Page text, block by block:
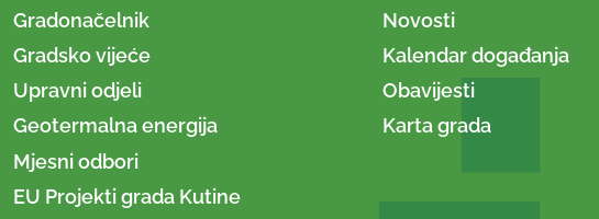
Gradonačelnik
Gradsko vijeće
Upravni odjeli
Geotermalna energija
Mjesni odbori
EU Projekti grada Kutine
Novosti
Kalendar događanja
Obavijesti
Karta grada